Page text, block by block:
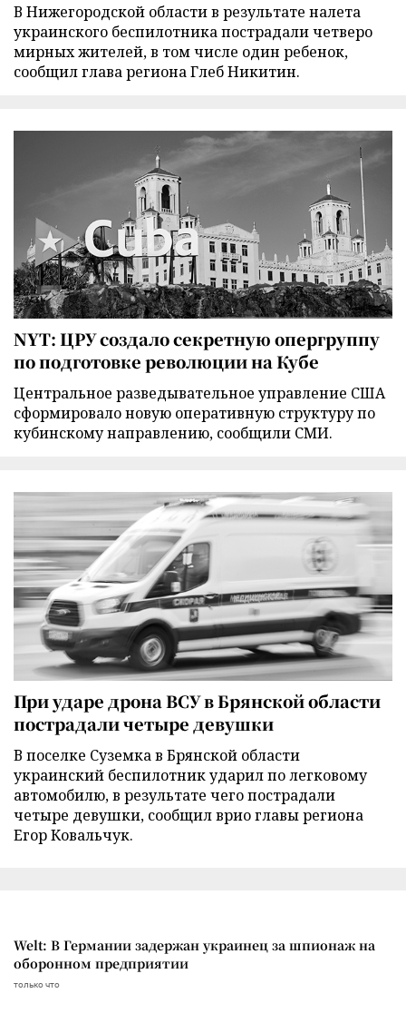
В Нижегородской области в результате налета
украинского беспилотника пострадали четверо
мирных жителей, в том числе один ребенок,
сообщил глава региона Глеб Никитин.
NYT: ЦРУ создало секретную опергруппу
по подготовке революции на Кубе
Центральное разведывательное управление США
сформировало новую оперативную структуру по
кубинскому направлению, сообщили СМИ.
При ударе дрона ВСУ в Брянской области
пострадали четыре девушки
В поселке Суземка в Брянской области
украинский беспилотник ударил по легковому
автомобилю, в результате чего пострадали
четыре девушки, сообщил врио главы региона
Егор Ковальчук.
Welt: В Германии задержан украинец за шпионаж на
оборонном предприятии
только что